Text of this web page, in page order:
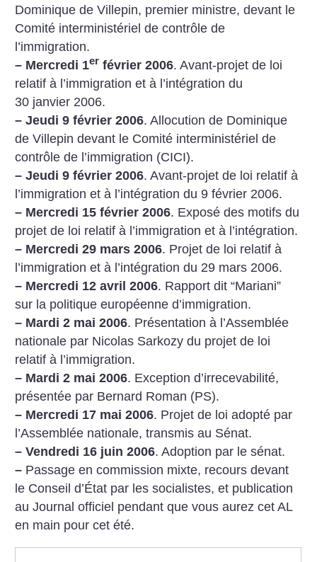
Dominique de Villepin, premier ministre, devant le
Comité interministériel de contrôle de
l’immigration.
– Mercredi 1er février 2006. Avant-projet de loi
relatif à l’immigration et à l’intégration du
30 janvier 2006.
– Jeudi 9 février 2006. Allocution de Dominique
de Villepin devant le Comité interministériel de
contrôle de l’immigration (CICI).
– Jeudi 9 février 2006. Avant-projet de loi relatif à
l’immigration et à l’intégration du 9 février 2006.
– Mercredi 15 février 2006. Exposé des motifs du
projet de loi relatif à l’immigration et à l’intégration.
– Mercredi 29 mars 2006. Projet de loi relatif à
l’immigration et à l’intégration du 29 mars 2006.
– Mercredi 12 avril 2006. Rapport dit “Mariani”
sur la politique européenne d’immigration.
– Mardi 2 mai 2006. Présentation à l’Assemblée
nationale par Nicolas Sarkozy du projet de loi
relatif à l’immigration.
– Mardi 2 mai 2006. Exception d’irrecevabilité,
présentée par Bernard Roman (PS).
– Mercredi 17 mai 2006. Projet de loi adopté par
l’Assemblée nationale, transmis au Sénat.
– Vendredi 16 juin 2006. Adoption par le sénat.
– Passage en commission mixte, recours devant
le Conseil d’État par les socialistes, et publication
au Journal officiel pendant que vous aurez cet AL
en main pour cet été.